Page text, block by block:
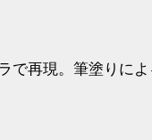
で再現。筆塗りに